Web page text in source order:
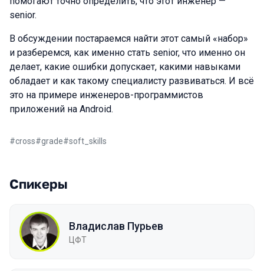
senior.
В обсуждении постараемся найти этот самый «набор»
и разберемся, как именно стать senior, что именно он
делает, какие ошибки допускает, какими навыками
обладает и как такому специалисту развиваться. И всё
это на примере инженеров-программистов
приложений на Android.
#cross#grade#soft_skills
Спикеры
Владислав Пурьев
ЦФТ